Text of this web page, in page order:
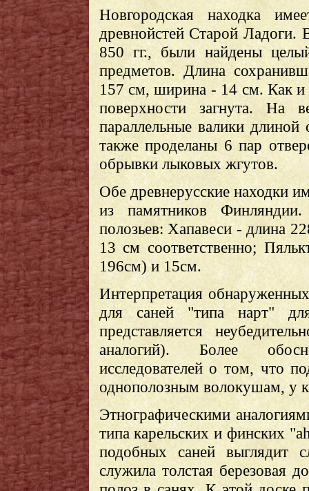
Новгородская находка
древнойстей Старой
850 гг., были найдены
предметов. Длина
157 см, ширина - 14 см. Как и
поверхности загнута. На
параллельные валики
также проделаны 6 пар
обрывки лыковых жгутов.
Обе древнерусские находки
из памятников Финляндии.
полозьев: Хапавеси - длина
13 см соответственно;
196см) и 15см.
Интерпретация
для саней "типа нарт"
представляется
аналогий). Более
исследователей о том, что
однополозным волокушам, у
Этнографическими
типа карельских и финских
подобных саней выглядит
служила толстая березовая